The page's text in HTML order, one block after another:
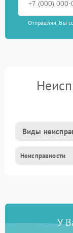
Отправляя, Вы
Виды
Неисправности
У